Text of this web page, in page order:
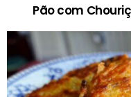
Pão com